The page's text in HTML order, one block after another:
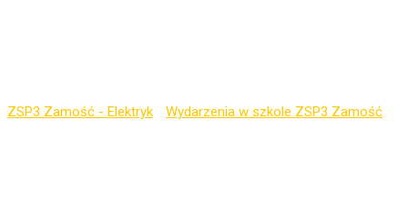
ZSP3 Zamość - Elektryk Wydarzenia w szkole ZSP3 Zamość